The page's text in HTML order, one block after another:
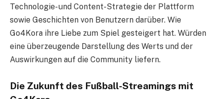
Technologie- und Content-Strategie der Plattform
sowie Geschichten von Benutzern darüber. Wie
Go4Kora ihre Liebe zum Spiel gesteigert hat. Würden
eine überzeugende Darstellung des Werts und der
Auswirkungen auf die Community liefern.
Die Zukunft des Fußball-Streamings mit